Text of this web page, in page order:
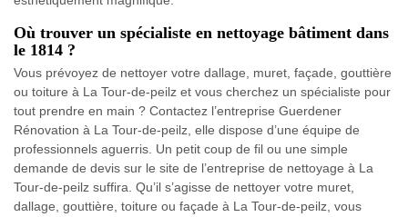
Où trouver un spécialiste en nettoyage bâtiment dans
le 1814 ?
Vous prévoyez de nettoyer votre dallage, muret, façade, gouttière
ou toiture à La Tour-de-peilz et vous cherchez un spécialiste pour
tout prendre en main ? Contactez l’entreprise Guerdener
Rénovation à La Tour-de-peilz, elle dispose d’une équipe de
professionnels aguerris. Un petit coup de fil ou une simple
demande de devis sur le site de l’entreprise de nettoyage à La
Tour-de-peilz suffira. Qu’il s’agisse de nettoyer votre muret,
dallage, gouttière, toiture ou façade à La Tour-de-peilz, vous